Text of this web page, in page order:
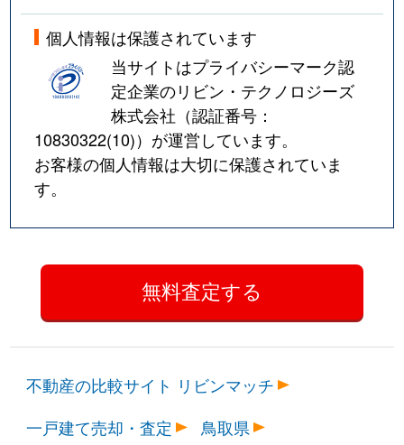
個人情報は保護されています
当サイトはプライバシーマーク認
定企業のリビン・テクノロジーズ
株式会社（認証番号：
10830322(10)）が運営しています。
お客様の個人情報は大切に保護されていま
す。
不動産の比較サイト リビンマッチ
一戸建て売却・査定
鳥取県